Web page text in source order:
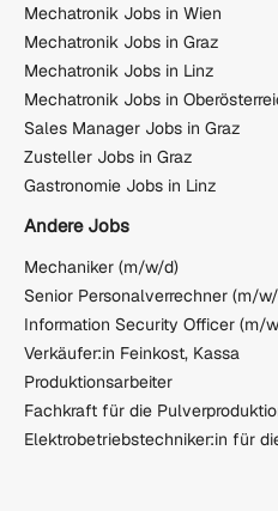
Mechatronik Jobs in Wien
Mechatronik Jobs in Graz
Mechatronik Jobs in Linz
Mechatronik Jobs in
Sales Manager Jobs in Graz
Zusteller Jobs in Graz
Gastronomie Jobs in Linz
Andere Jobs
Mechaniker (m/w/d)
Senior Personalverrechner (m/
Information Security Officer (m/
Verkäufer:in Feinkost, Kassa
Produktionsarbeiter
Fachkraft für die